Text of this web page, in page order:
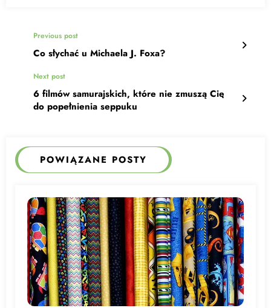
Previous post
Co słychać u Michaela J. Foxa?
Next post
6 filmów samurajskich, które nie zmuszą Cię
do popełnienia seppuku
POWIĄZANE POSTY